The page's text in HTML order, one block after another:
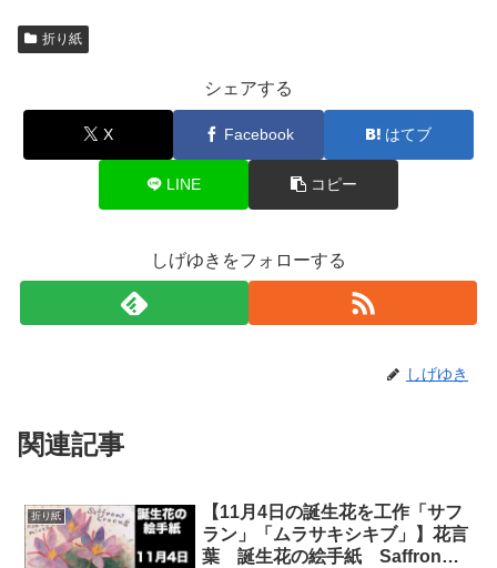
折り紙
シェアする
X Facebook はてブ
LINE コピー
しげゆきをフォローする
しげゆき
関連記事
折り紙
【11月4日の誕生花を工作「サフ
ラン」「ムラサキシキブ」】花言
葉 誕生花の絵手紙 Saffron